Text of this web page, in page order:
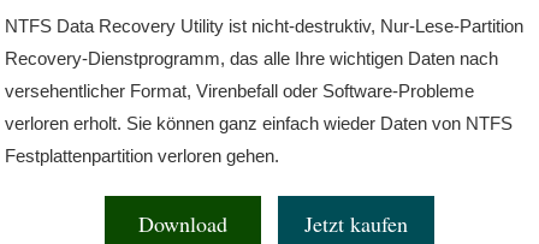
NTFS Data Recovery Utility ist nicht-destruktiv, Nur-Lese-Partition
Recovery-Dienstprogramm, das alle Ihre wichtigen Daten nach
versehentlicher Format, Virenbefall oder Software-Probleme
verloren erholt. Sie können ganz einfach wieder Daten von NTFS
Festplattenpartition verloren gehen.
Download Jetzt kaufen